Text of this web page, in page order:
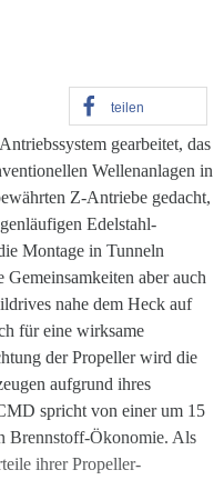
teilen
gearbeitet, das
Wellenanlagen in
Z-Antriebe gedacht,
Edelstahl-
Montage in Tunneln
aber auch
nahe dem Heck auf
für eine wirksame
der Propeller wird die
aufgrund ihres
spricht von einer um 15
Brennstoff-Ökonomie. Als
ihrer Propeller-